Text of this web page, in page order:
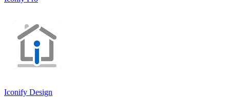
Iconify Design